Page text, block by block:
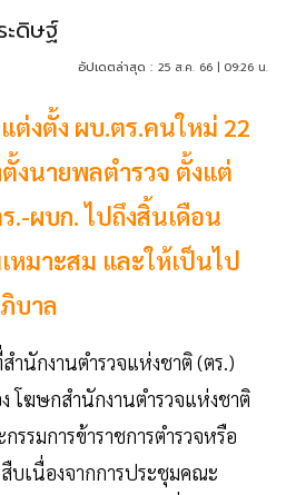
ะดิษฐ์
อัปเดตล่าสุด : 25 ส.ค. 66 | 09:26 น.
ต่งตั้ง ผบ.ตร.คนใหม่ 22
งนายพลตำรวจ ตั้งแต่
.-ผบก. ไปถึงสิ้นเดือน
หมาะสม และให้เป็นไป
บาล
นักงานตำรวจแห่งชาติ (ตร.)
โฆษกสำนักงานตำรวจแห่งชาติ
รรมการข้าราชการตำรวจหรือ
บเนื่องจากการประชุมคณะ